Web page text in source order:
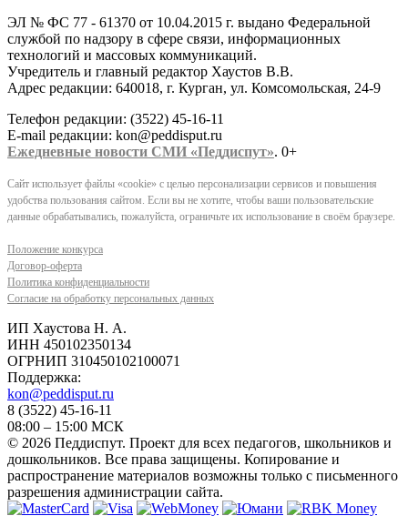
ЭЛ № ФС 77 - 61370 от 10.04.2015 г. выдано Федеральной
службой по надзору в сфере связи, информационных
технологий и массовых коммуникаций.
Учредитель и главный редактор Хаустов В.В.
Адрес редакции: 640018, г. Курган, ул. Комсомольская, 24-9
Телефон редакции: (3522) 45-16-11
E-mail редакции: kon@peddisput.ru
Ежедневные новости СМИ «Педдиспут». 0+
Сайт использует файлы «cookie» с целью персонализации сервисов и повышения
удобства пользования сайтом. Если вы не хотите, чтобы ваши пользовательские
данные обрабатывались, пожалуйста, ограничьте их использование в своём браузере.
Положение конкурса
Договор-оферта
Политика конфиденциальности
Согласие на обработку персональных данных
ИП Хаустова Н. А.
ИНН 450102350134
ОГРНИП 310450102100071
Поддержка:
kon@peddisput.ru
8 (3522) 45-16-11
08:00 – 15:00 МСК
© 2026 Педдиспут. Проект для всех педагогов, школьников и
дошкольников. Все права защищены. Копирование и
распространение материалов возможны только с письменного
разрешения администрации сайта.